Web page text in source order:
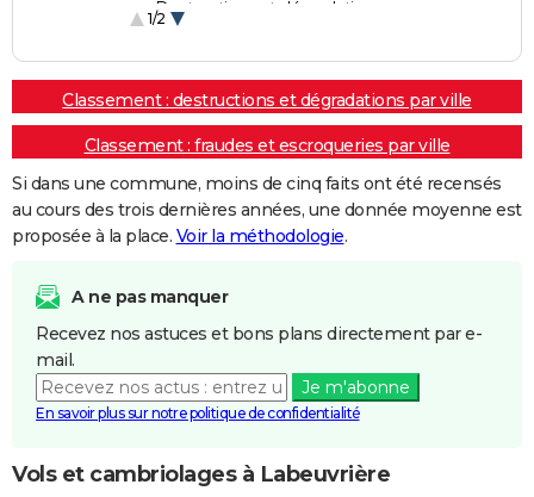
Destructions et dégradations
1/2
Classement : destructions et dégradations par ville
Classement : fraudes et escroqueries par ville
Si dans une commune, moins de cinq faits ont été recensés
au cours des trois dernières années, une donnée moyenne est
proposée à la place. Voir la méthodologie.
A ne pas manquer
Recevez nos astuces et bons plans directement par e-
mail.
Je m'abonne
En savoir plus sur notre politique de confidentialité
Vols et cambriolages à Labeuvrière